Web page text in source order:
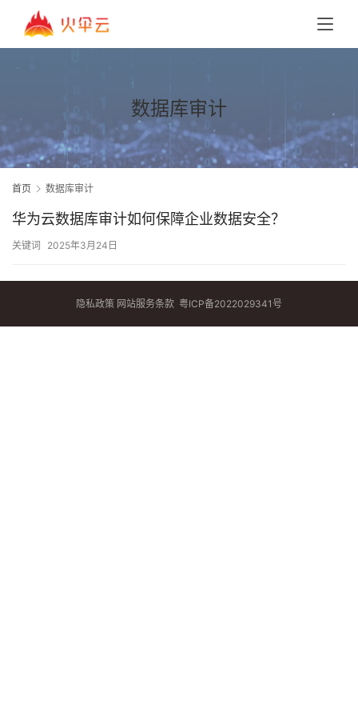
数据库审计
首页 数据库审计
华为云数据库审计如何保障企业数据安全？
关键词 2025年3月24日
隐私政策 网站服务条款 粤ICP备2022029341号